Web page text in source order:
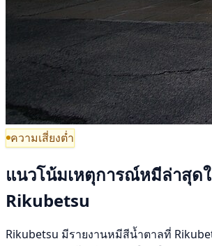
ความเสี่ยงต่ำ
แนวโน้มเหตุการณ์หมีล่าสุด
Rikubetsu
Rikubetsu มีรายงานหมีสีน้ำตาลที่